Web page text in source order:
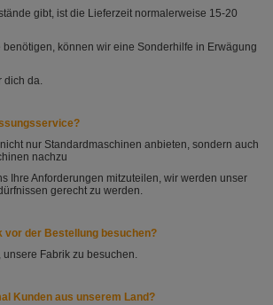
gibt, ist die Lieferzeit normalerweise 15-20
können wir eine Sonderhilfe in Erwägung
dich da.
nur Standardmaschinen anbieten, sondern auch
nachzu
Ihre Anforderungen mitzuteilen, wir werden unser
gerecht zu werden.
vor der Bestellung besuchen?
Fabrik zu besuchen.
Kunden aus unserem Land?